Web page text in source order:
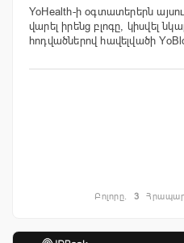
YoHealth-ի օգտատերերն
վարել իրենց բլոգը, կիսվել
հոդվածներով հավելվածի
Բոլորը. 3